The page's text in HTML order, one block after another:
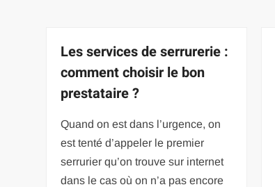
Les services de serrurerie :
comment choisir le bon
prestataire ?
Quand on est dans l’urgence, on
est tenté d’appeler le premier
serrurier qu’on trouve sur internet
dans le cas où on n’a pas encore